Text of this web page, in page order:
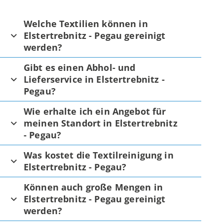
Welche Textilien können in
Elstertrebnitz - Pegau gereinigt
werden?
Gibt es einen Abhol- und
Lieferservice in Elstertrebnitz -
Pegau?
Wie erhalte ich ein Angebot für
meinen Standort in Elstertrebnitz
- Pegau?
Was kostet die Textilreinigung in
Elstertrebnitz - Pegau?
Können auch große Mengen in
Elstertrebnitz - Pegau gereinigt
werden?